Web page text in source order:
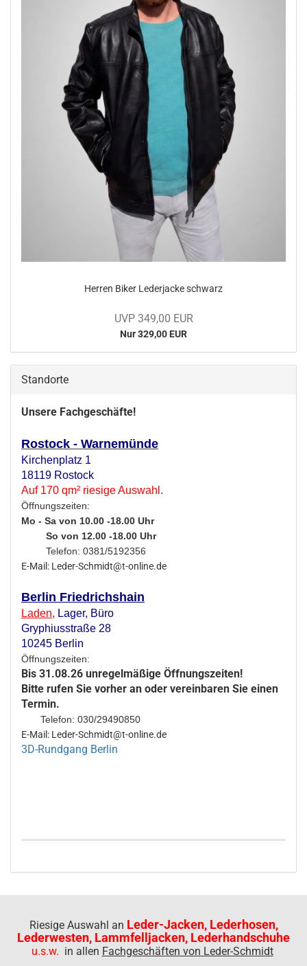
Her­ren Biker Le­der­ja­cke schwarz
UVP 349,00 EUR
Nur 329,00 EUR
Standorte
Unsere Fachgeschäfte!
Rostock - Warnemünde
Kirchenplatz 1
18119 Rostock
Auf 170 qm² riesige Auswahl.
Öffnungszeiten:
Mo - Sa von 10.00 -18.00 Uhr
So von 12.00 -18.00 Uhr
Telefon: 0381/5192356
E-Mail: Leder-Schmidt@t-online.de
Berlin Friedrichshain
Laden, Lager, Büro
Gryphiusstraße 28
10245 Berlin
Öffnungszeiten:
Bis 31.08.26 unregelmäßige Öffnungszeiten!
Bitte rufen Sie vorher an oder vereinbaren Sie einen
Termin.
Telefon: 030/29490850
E-Mail: Leder-Schmidt@t-online.de
3D-Rundgang Berlin
Riesige Auswahl an Leder-Jacken, Lederhosen,
Lederwesten, Lammfelljacken, Lederhandschuhe
u.s.w. in allen Fachgeschäften von Leder-Schmidt